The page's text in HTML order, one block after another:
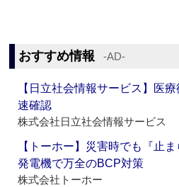
おすすめ情報 ‐AD‐
【日立社会情報サービス】医
速確認
株式会社日立社会情報サービス
【トーホー】災害時でも『止
発電機で万全のBCP対策
株式会社トーホー